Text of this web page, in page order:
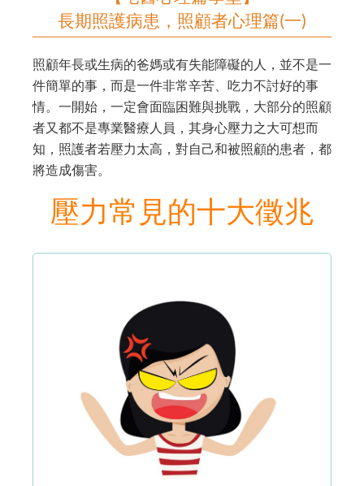
長期照護病患，照顧者心理篇(一)
照顧年長或生病的爸媽或有失能障礙的人，並不是一
件簡單的事，而是一件非常辛苦、吃力不討好的事
情。一開始，一定會面臨困難與挑戰，大部分的照顧
者又都不是專業醫療人員，其身心壓力之大可想而
知，照護者若壓力太高，對自己和被照顧的患者，都
將造成傷害。
壓力常見的十大徵兆